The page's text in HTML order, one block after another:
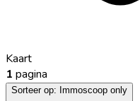
Kaart
1 pagina
Sorteer op: Immoscoop only